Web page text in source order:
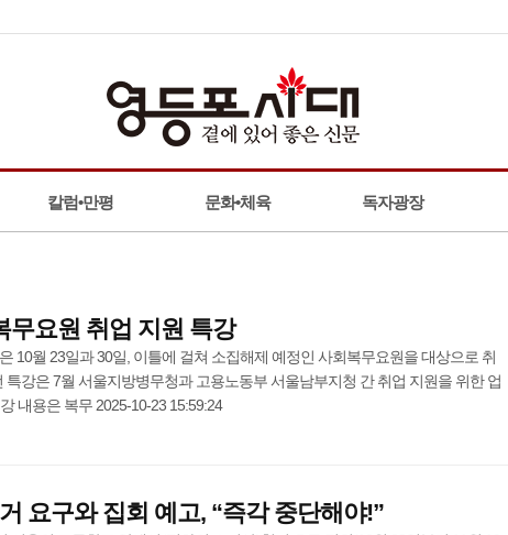
칼럼•만평 문화•체육 독자광장
무요원 취업 지원 특강
10월 23일과 30일, 이틀에 걸쳐 소집해제 예정인 사회복무요원을 대상으로 취
특강은 7월 서울지방병무청과 고용노동부 서울남부지청 간 취업 지원을 위한 업
내용은 복무 2025-10-23 15:59:24
요구와 집회 예고, “즉각 중단해야!”